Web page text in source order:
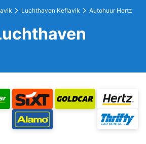
Luchthaven Keflavik Autohuur Hertz